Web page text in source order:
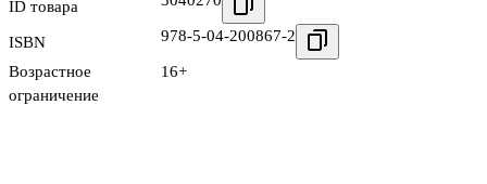
ID товара
ISBN 978-5-04-200867-2
Возрастное
ограничение
16+